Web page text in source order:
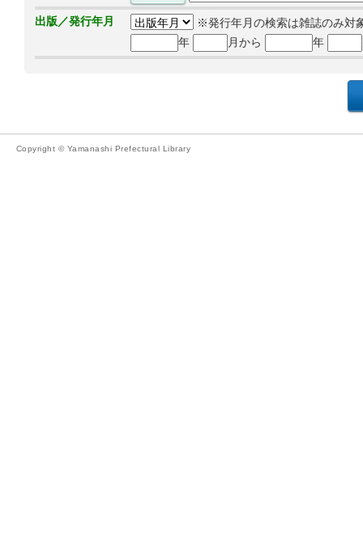
出版／発行年月
※発行年月の検索は雑誌のみ対
年
月から 年
Copyright © Yamanashi Prefectural Library